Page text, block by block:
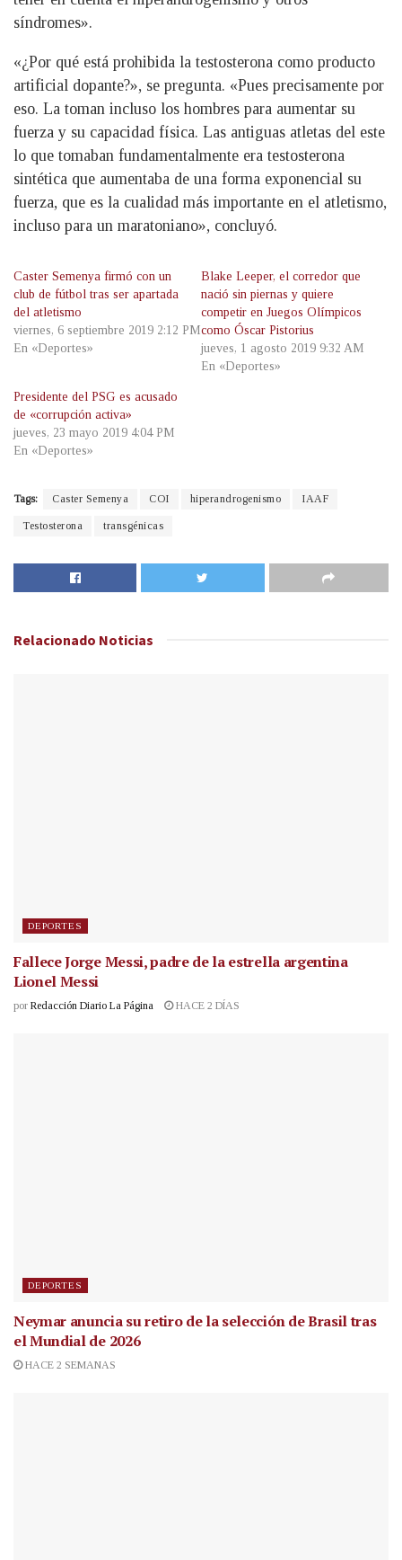
síndromes».
«¿Por qué está prohibida la testosterona como producto
artificial dopante?», se pregunta. «Pues precisamente por
eso. La toman incluso los hombres para aumentar su
fuerza y su capacidad física. Las antiguas atletas del este
lo que tomaban fundamentalmente era testosterona
sintética que aumentaba de una forma exponencial su
fuerza, que es la cualidad más importante en el atletismo,
incluso para un maratoniano», concluyó.
Caster Semenya firmó con un
club de fútbol tras ser apartada
del atletismo
viernes, 6 septiembre 2019 2:12 PM
En «Deportes»
Blake Leeper, el corredor que
nació sin piernas y quiere
competir en Juegos Olímpicos
como Óscar Pistorius
jueves, 1 agosto 2019 9:32 AM
En «Deportes»
Presidente del PSG es acusado
de «corrupción activa»
jueves, 23 mayo 2019 4:04 PM
En «Deportes»
Tags: Caster Semenya COI hiperandrogenismo IAAF
Testosterona transgénicas
Relacionado Noticias
DEPORTES
Fallece Jorge Messi, padre de la estrella argentina
Lionel Messi
por Redacción Diario La Página HACE 2 DÍAS
DEPORTES
Neymar anuncia su retiro de la selección de Brasil tras
el Mundial de 2026
HACE 2 SEMANAS